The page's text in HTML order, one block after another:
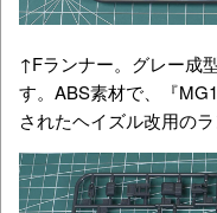
↑Fランナー。グレー成
す。ABS素材で、『
されたヘイズル改用のラ